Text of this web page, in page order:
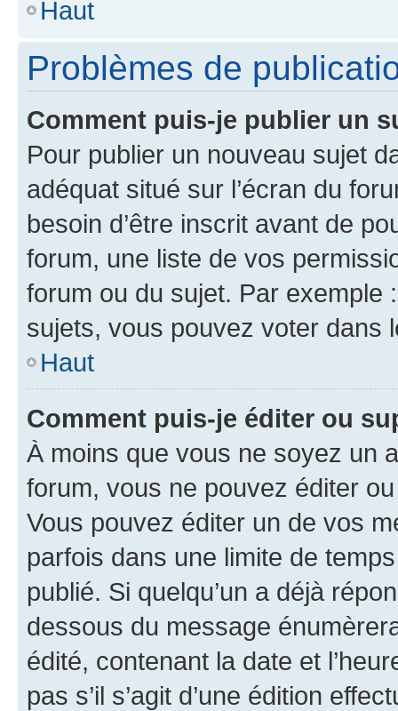
Haut
Problèmes de
Comment puis-je publier un
Pour publier un nouveau sujet
adéquat situé sur l’écran du
besoin d’être inscrit avant de
forum, une liste de vos
forum ou du sujet. Par exemple
sujets, vous pouvez voter dans
Haut
Comment puis-je éditer ou
À moins que vous ne soyez un
forum, vous ne pouvez éditer
Vous pouvez éditer un de vos
parfois dans une limite de
publié. Si quelqu’un a déjà
dessous du message
édité, contenant la date et
pas s’il s’agit d’une édition